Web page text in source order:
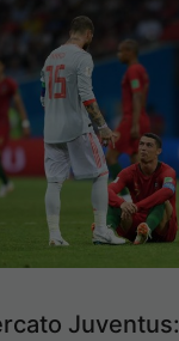
Juventus: